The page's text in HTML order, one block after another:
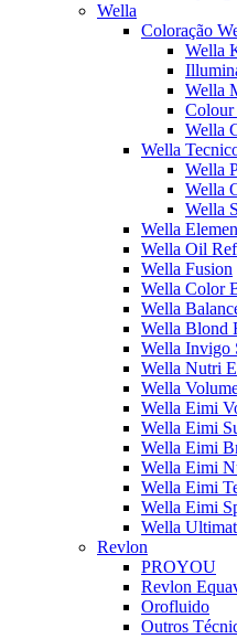
Wella
Coloração
Wella
Wella
Colour
Wella
Wella
Wella
Wella
Wella
Wella
Wella Oil
Wella Fusion
Wella Color
Wella
Wella Blond
Wella Invigo
Wella Nutri
Wella
Wella Eimi
Wella Eimi
Wella Eimi
Wella Eimi
Wella Eimi
Wella Eimi
Wella
Revlon
PROYOU
Revlon
Orofluido
Outros